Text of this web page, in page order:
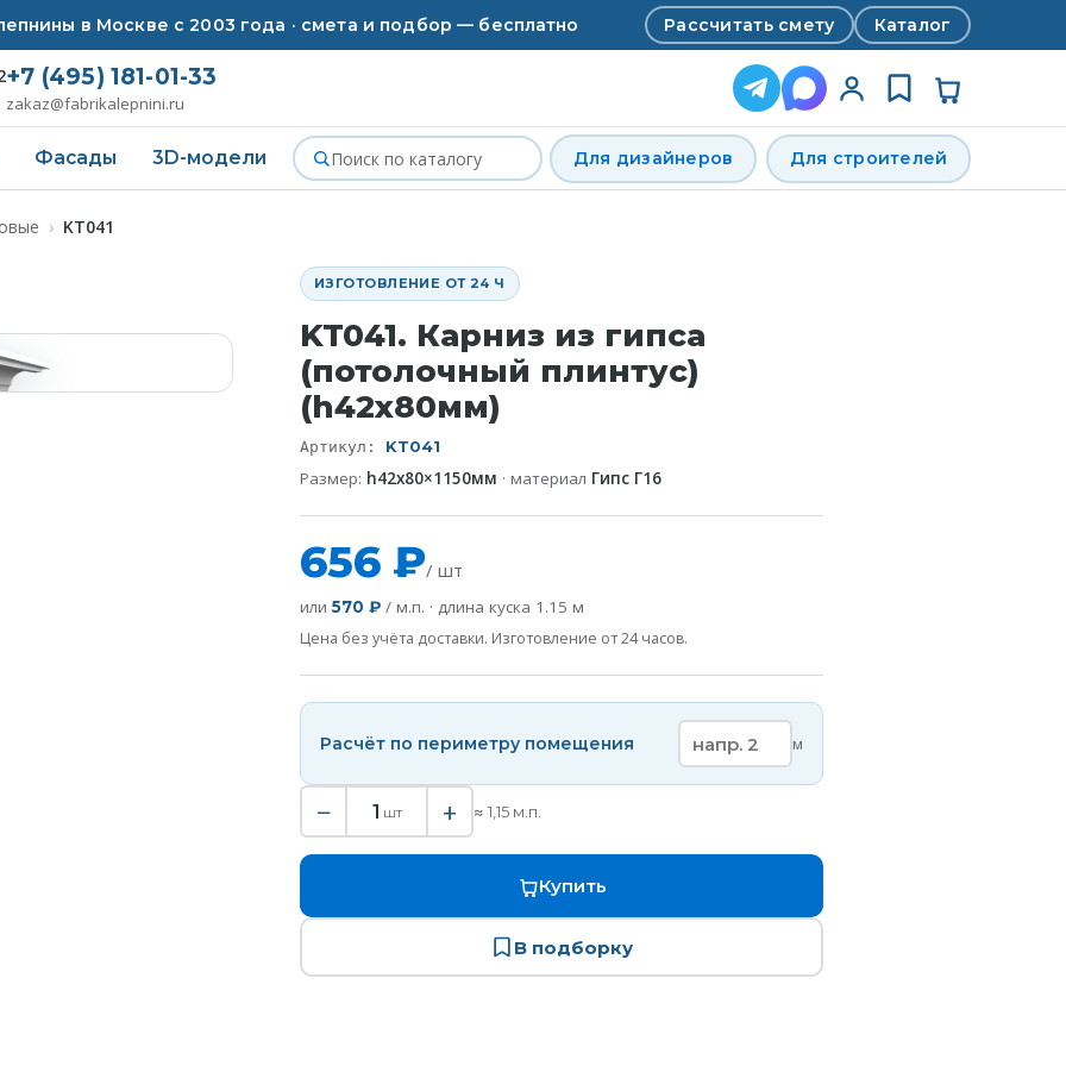
в Москве с 2003 года · смета и подбор — бесплатно Рассчитать смету Каталог
+7 (495) 181-01-33
zakaz@fabrikalepnini.ru
Фасады 3D-модели Для дизайнеров Для строителей
› KT041
ИЗГОТОВЛЕНИЕ ОТ 24 Ч
KT041. Карниз из гипса
(потолочный плинтус)
(h42x80мм)
Артикул: KT041
Размер: h42x80×1150мм · материал Гипс Г16
656 ₽/ шт
или570 ₽ / м.п. · длина куска 1.15 м
Цена без учёта доставки. Изготовление от 24 часов.
Расчёт по периметру помещения м
− 1 шт + ≈ 1,15 м.п.
Купить
В подборку